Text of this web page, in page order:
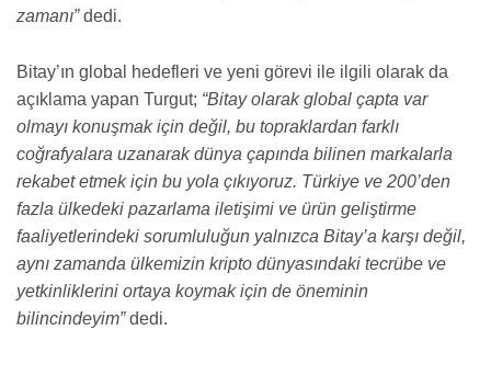
zamanı”dedi.
Bitay’ın global hedefleri ve yeni görevi ile ilgili olarak da
açıklama yapan Turgut; “Bitay olarak global çapta var
olmayı konuşmak için değil, bu topraklardan farklı
coğrafyalara uzanarak dünya çapında bilinen markalarla
rekabet etmek için bu yola çıkıyoruz. Türkiye ve 200’den
fazla ülkedeki pazarlama iletişimi ve ürün geliştirme
faaliyetlerindeki sorumluluğun yalnızca Bitay’a karşı değil,
aynı zamanda ülkemizin kripto dünyasındaki tecrübe ve
yetkinliklerini ortaya koymak için de öneminin
bilincindeyim”dedi.